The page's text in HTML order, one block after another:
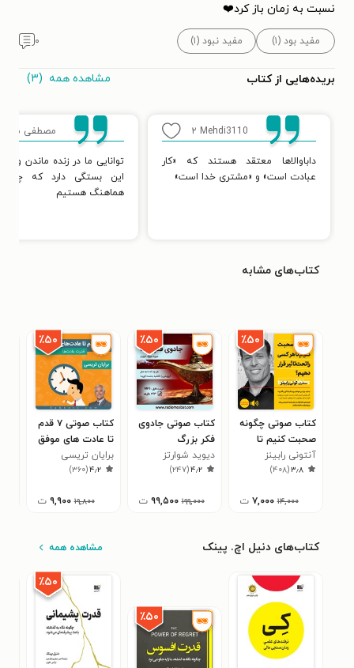
نسبت به زمان باز کرد❤️
مفید بود (۱) مفید نبود (۱) ۰
بریده‌هایی از کتاب مشاهده همه (۳)
Mehdi3110 ۲
داباوالاها معتقد هستند که «کار
عبادت است» و «مشتری خدا است»
مصطفی
توانایی ما در زنده ماندن و
این بستگی دارد که چقدر
هماهنگ هستیم
کتاب‌های مشابه
٪۵۰
کتاب صوتی چگونه
صحبت کنیم تا
هرکسی را تحت
تاثیر قرار دهیم؟
آنتونی رابینز
۳٫۸(۴۰۸)
۱۴,۰۰۰ ۷,۰۰۰ ت
٪۵۰
کتاب صوتی جادوی
فکر بزرگ
دیوید شوارتز
۴٫۲(۲۴۷)
۱۹۹,۰۰۰ ۹۹,۵۰۰ ت
٪۵۰
کتاب صوتی ۷ قدم
تا عادت های موفق
برایان تریسی
۴٫۲(۳۶۰)
۱۹,۸۰۰ ۹,۹۰۰ ت
کتاب‌های دنیل اچ. پینک مشاهده همه
٪۵۰
٪۵۰